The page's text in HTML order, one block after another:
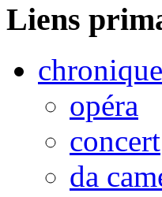
Liens
opéra
concert
da